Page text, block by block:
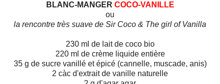
BLANC-MANGER COCO-VANILLE
ou
la rencontre très suave de Sir Coco & The girl of Vanilla
230 ml de lait de coco bio
220 ml de crème liquide entière
35 g de sucre vanillé et épicé (cannelle, muscade, anis)
2 càc d'extrait de vanille naturelle